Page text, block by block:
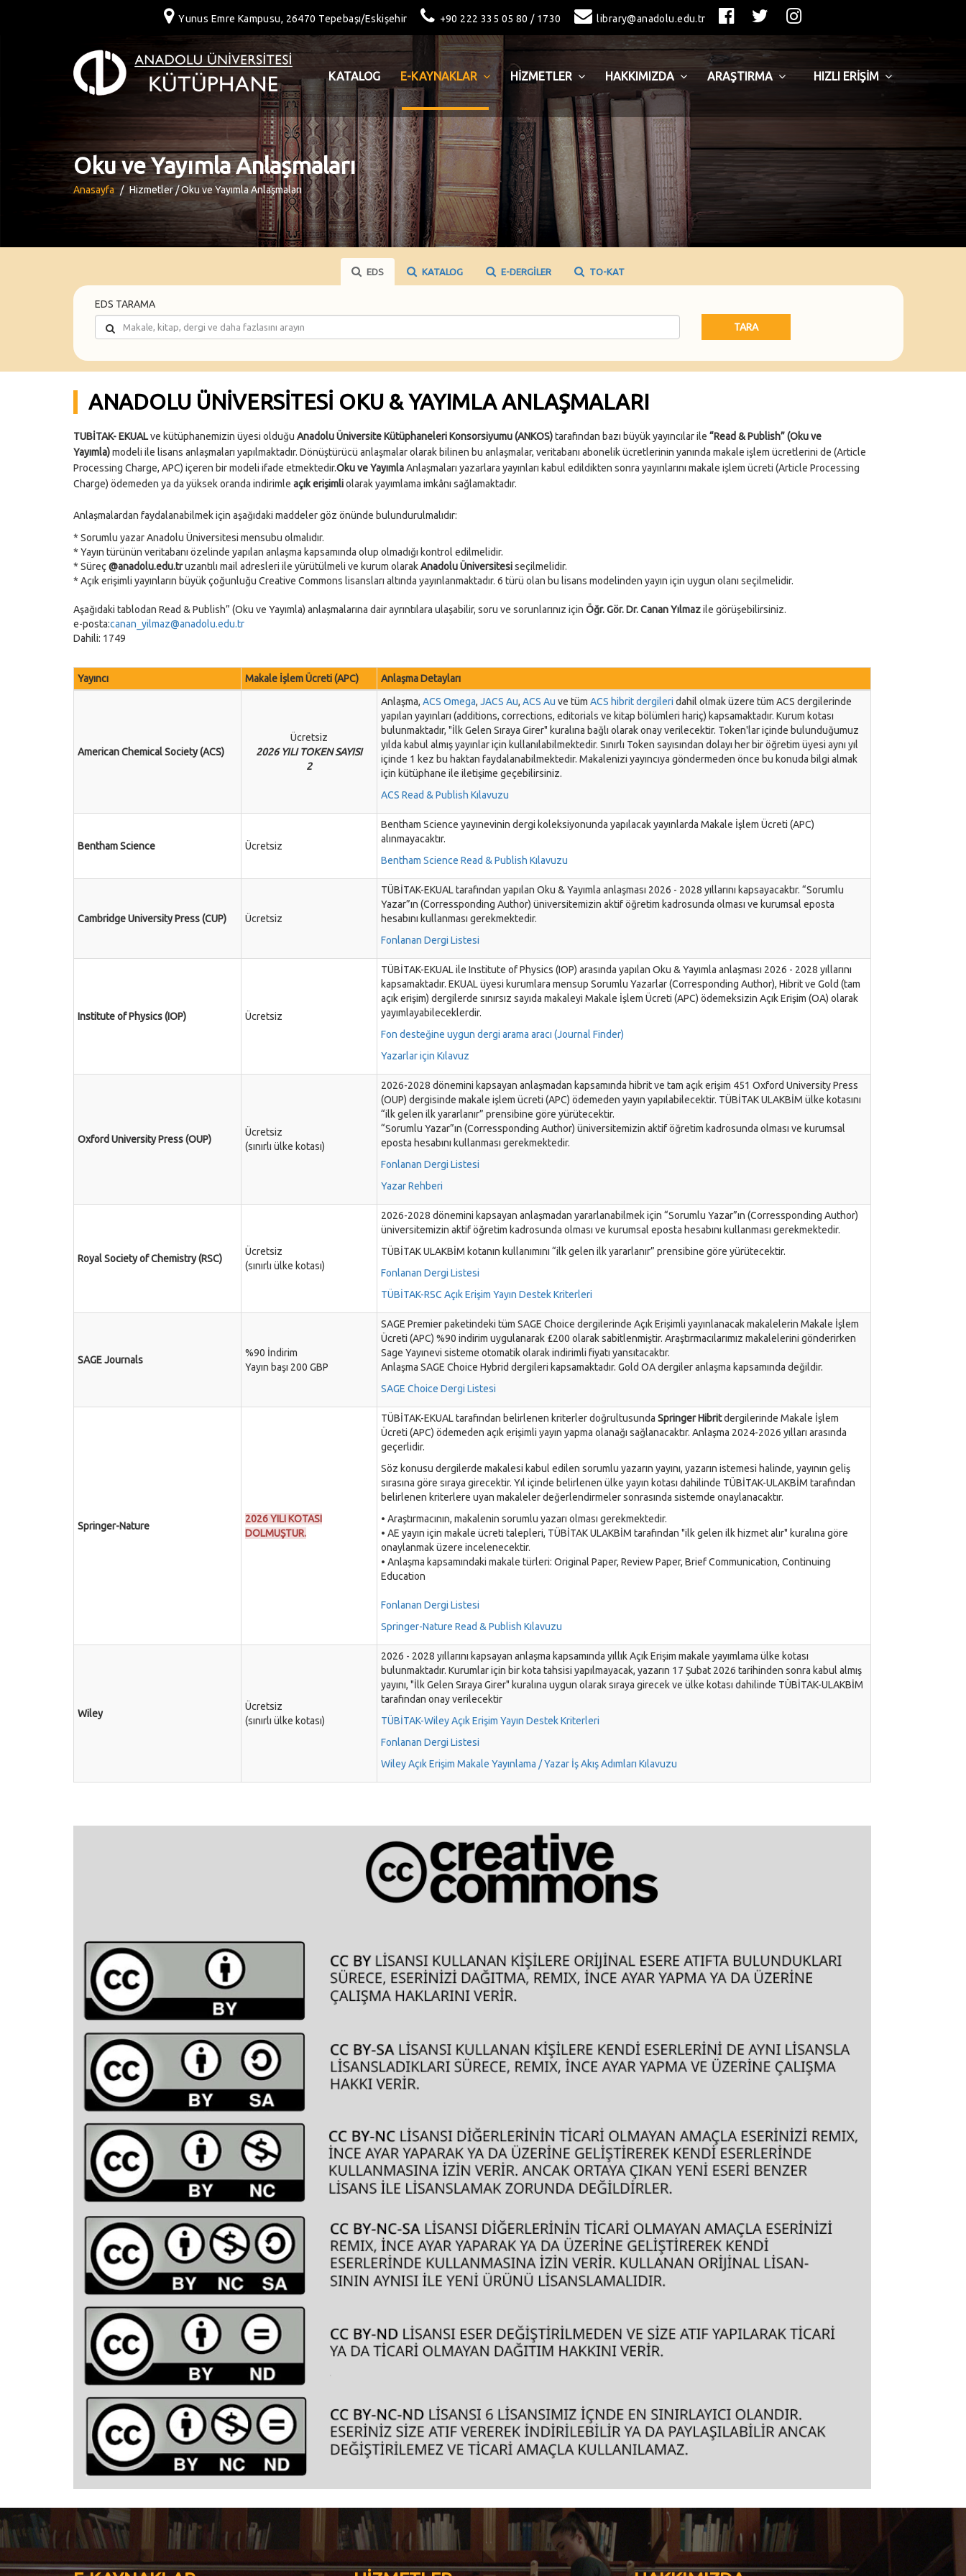
Yunus Emre Kampusu, 26470 Tepebaşı/Eskişehir +90 222 335 05 80 / 1730 library@anadolu.edu.tr
KATALOG E-KAYNAKLAR HİZMETLER HAKKIMIZDA ARAŞTIRMA HIZLI ERİŞİM
Oku ve Yayımla Anlaşmaları
Anasayfa Hizmetler / Oku ve Yayımla Anlaşmaları
EDS KATALOG E-DERGILER TO-KAT
EDS TARAMA
TARA
ANADOLU ÜNIVERSITESI OKU & YAYIMLA ANLAŞMALARI
TUBİTAK- EKUALve kütüphanemizin üyesi olduğu Anadolu Üniversite Kütüphaneleri Konsorsiyumu (ANKOS)tarafından bazı büyük yayıncılar ile “Read & Publish” (Oku ve
Yayımla)modeli ile lisans anlaşmaları yapılmaktadır. Dönüştürücü anlaşmalar olarak bilinen bu anlaşmalar, veritabanı abonelik ücretlerinin yanında makale işlem ücretlerini de (Article
Processing Charge, APC) içeren bir modeli ifade etmektedir.Oku ve YayımlaAnlaşmaları yazarlara yayınları kabul edildikten sonra yayınlarını makale işlem ücreti (Article Processing
Charge) ödemeden ya da yüksek oranda indirimle açık erişimliolarak yayımlama imkânı sağlamaktadır.
Anlaşmalardan faydalanabilmek için aşağıdaki maddeler göz önünde bulundurulmalıdır:
* Sorumlu yazar Anadolu Üniversitesi mensubu olmalıdır.
* Yayın türünün veritabanı özelinde yapılan anlaşma kapsamında olup olmadığı kontrol edilmelidir.
* Süreç@anadolu.edu.truzantılı mail adresleri ile yürütülmeli ve kurum olarakAnadolu Üniversitesiseçilmelidir.
* Açık erişimli yayınların büyük çoğunluğu Creative Commons lisansları altında yayınlanmaktadır. 6 türü olan bu lisans modelinden yayın için uygun olanı seçilmelidir.
Aşağıdaki tablodan Read & Publish” (Oku ve Yayımla) anlaşmalarına dair ayrıntılara ulaşabilir, soru ve sorunlarınız için Öğr. Gör. Dr. Canan Yılmazile görüşebilirsiniz.
e-posta:canan_yilmaz@anadolu.edu.tr
Dahili: 1749
Yayıncı Makale İşlem Ücreti (APC) Anlaşma Detayları
American Chemical Society (ACS)
Ücretsiz
2026 YILI TOKEN SAYISI
2
Anlaşma, ACS Omega, JACS Au, ACS Au ve tüm ACS hibrit dergileri dahil olmak üzere tüm ACS dergilerinde
yapılan yayınları (additions, corrections, editorials ve kitap bölümleri hariç) kapsamaktadır. Kurum kotası
bulunmaktadır, "İlk Gelen Sıraya Girer" kuralına bağlı olarak onay verilecektir. Token'lar içinde bulunduğumuz
yılda kabul almış yayınlar için kullanılabilmektedir. Sınırlı Token sayısından dolayı her bir öğretim üyesi aynı yıl
içinde 1 kez bu haktan faydalanabilmektedir. Makalenizi yayıncıya göndermeden önce bu konuda bilgi almak
için kütüphane ile iletişime geçebilirsiniz.
ACS Read & Publish Kılavuzu
Bentham Science Ücretsiz
Bentham Science yayınevinin dergi koleksiyonunda yapılacak yayınlarda Makale İşlem Ücreti (APC)
alınmayacaktır.
Bentham Science Read & Publish Kılavuzu
Cambridge University Press (CUP) Ücretsiz
TÜBİTAK-EKUAL tarafından yapılan Oku & Yayımla anlaşması 2026 - 2028 yıllarını kapsayacaktır. “Sorumlu
Yazar”ın (Corressponding Author) üniversitemizin aktif öğretim kadrosunda olması ve kurumsal eposta
hesabını kullanması gerekmektedir.
Fonlanan Dergi Listesi
Institute of Physics (IOP) Ücretsiz
TÜBİTAK-EKUAL ile Institute of Physics (IOP) arasında yapılan Oku & Yayımla anlaşması 2026 - 2028 yıllarını
kapsamaktadır. EKUAL üyesi kurumlara mensup Sorumlu Yazarlar (Corresponding Author), Hibrit ve Gold (tam
açık erişim) dergilerde sınırsız sayıda makaleyi Makale İşlem Ücreti (APC) ödemeksizin Açık Erişim (OA) olarak
yayımlayabileceklerdir.
Fon desteğine uygun dergi arama aracı (Journal Finder)
Yazarlar için Kılavuz
Oxford University Press (OUP)
Ücretsiz
(sınırlı ülke kotası)
2026-2028 dönemini kapsayan anlaşmadan kapsamında hibrit ve tam açık erişim 451 Oxford University Press
(OUP) dergisinde makale işlem ücreti (APC) ödemeden yayın yapılabilecektir. TÜBİTAK ULAKBİM ülke kotasını
“ilk gelen ilk yararlanır” prensibine göre yürütecektir.
“Sorumlu Yazar”ın (Corressponding Author) üniversitemizin aktif öğretim kadrosunda olması ve kurumsal
eposta hesabını kullanması gerekmektedir.
Fonlanan Dergi Listesi
Yazar Rehberi
Royal Society of Chemistry (RSC)
Ücretsiz
(sınırlı ülke kotası)
2026-2028 dönemini kapsayan anlaşmadan yararlanabilmek için “Sorumlu Yazar”ın (Corressponding Author)
üniversitemizin aktif öğretim kadrosunda olması ve kurumsal eposta hesabını kullanması gerekmektedir.
TÜBİTAK ULAKBİM kotanın kullanımını “ilk gelen ilk yararlanır” prensibine göre yürütecektir.
Fonlanan Dergi Listesi
TÜBİTAK-RSC Açık Erişim Yayın Destek Kriterleri
SAGE Journals
%90 İndirim
Yayın başı 200 GBP
SAGE Premier paketindeki tüm SAGE Choice dergilerinde Açık Erişimli yayınlanacak makalelerin Makale İşlem
Ücreti (APC) %90 indirim uygulanarak £200 olarak sabitlenmiştir. Araştırmacılarımız makalelerini gönderirken
Sage Yayınevi sisteme otomatik olarak indirimli fiyatı yansıtacaktır.
Anlaşma SAGE Choice Hybrid dergileri kapsamaktadır. Gold OA dergiler anlaşma kapsamında değildir.
SAGE Choice Dergi Listesi
Springer-Nature
2026 YILI KOTASI
DOLMUŞTUR.
TÜBİTAK-EKUAL tarafından belirlenen kriterler doğrultusunda Springer Hibritdergilerinde Makale İşlem
Ücreti (APC) ödemeden açık erişimli yayın yapma olanağı sağlanacaktır. Anlaşma 2024-2026 yılları arasında
geçerlidir.
Söz konusu dergilerde makalesi kabul edilen sorumlu yazarın yayını, yazarın istemesi halinde, yayının geliş
sırasına göre sıraya girecektir. Yıl içinde belirlenen ülke yayın kotası dahilinde TÜBİTAK-ULAKBİM tarafından
belirlenen kriterlere uyan makaleler değerlendirmeler sonrasında sistemde onaylanacaktır.
• Araştırmacının, makalenin sorumlu yazarı olması gerekmektedir.
• AE yayın için makale ücreti talepleri, TÜBİTAK ULAKBİM tarafından "ilk gelen ilk hizmet alır" kuralına göre
onaylanmak üzere incelenecektir.
• Anlaşma kapsamındaki makale türleri: Original Paper, Review Paper, Brief Communication, Continuing
Education
Fonlanan Dergi Listesi
Springer-Nature Read & Publish Kılavuzu
Wiley
Ücretsiz
(sınırlı ülke kotası)
2026 - 2028 yıllarını kapsayan anlaşma kapsamında yıllık Açık Erişim makale yayımlama ülke kotası
bulunmaktadır. Kurumlar için bir kota tahsisi yapılmayacak, yazarın 17 Şubat 2026 tarihinden sonra kabul almış
yayını, "İlk Gelen Sıraya Girer" kuralına uygun olarak sıraya girecek ve ülke kotası dahilinde TÜBİTAK-ULAKBİM
tarafından onay verilecektir
TÜBİTAK-Wiley Açık Erişim Yayın Destek Kriterleri
Fonlanan Dergi Listesi
Wiley Açık Erişim Makale Yayınlama / Yazar İş Akış Adımları Kılavuzu